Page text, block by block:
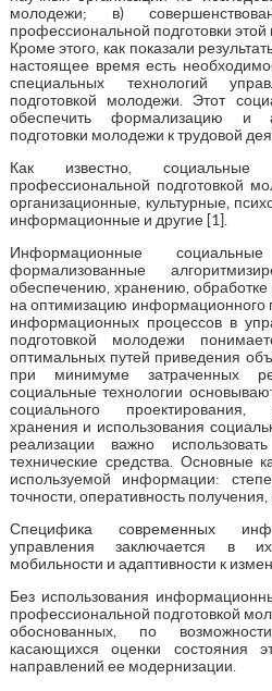
молодежи; в)
профессиональной подготовки этой
Кроме этого, как показали
настоящее время есть
специальных технологий
подготовкой молодежи. Этот
обеспечить формализацию и
подготовки молодежи к трудовой
Как известно, социальные
профессиональной подготовкой
организационные, культурные,
информационные и другие [1].
Информационные
формализованные
обеспечению, хранению,
на оптимизацию информационного
информационных процессов в
подготовкой молодежи
оптимальных путей приведения
при минимуме затраченных
социальные технологии
социального проектирования,
хранения и использования
реализации важно
технические средства. Основные
используемой информации:
точности, оперативность получения,
Специфика современных
управления заключается в их
мобильности и адаптивности к
Без использования
профессиональной подготовкой
обоснованных, по
касающихся оценки состояния
направлений ее модернизации.